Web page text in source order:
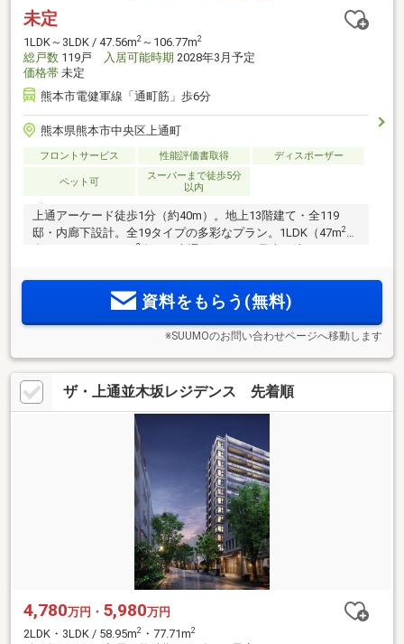
未定
1LDK～3LDK / 47.56m2 ～106.77m2
総戸数 119戸 入居可能時期 2028年3月予定
価格帯 未定
熊本市電健軍線「通町筋」歩6分
熊本県熊本市中央区上通町
フロントサービス 性能評価書取得 ディスポーザー
ペット可
スーパーまで徒歩5分
以内
上通アーケード徒歩1分（約40m）。地上13階建て・全119
邸・内廊下設計。全19タイプの多彩なプラン。1LDK（47m2
2
資料をもらう(無料)
※SUUMOのお問い合わせページへ移動します
ザ・上通並木坂レジデンス 先着順
4,780万円・ 5,980万円
2LDK・3LDK / 58.95m2 ・77.71m2